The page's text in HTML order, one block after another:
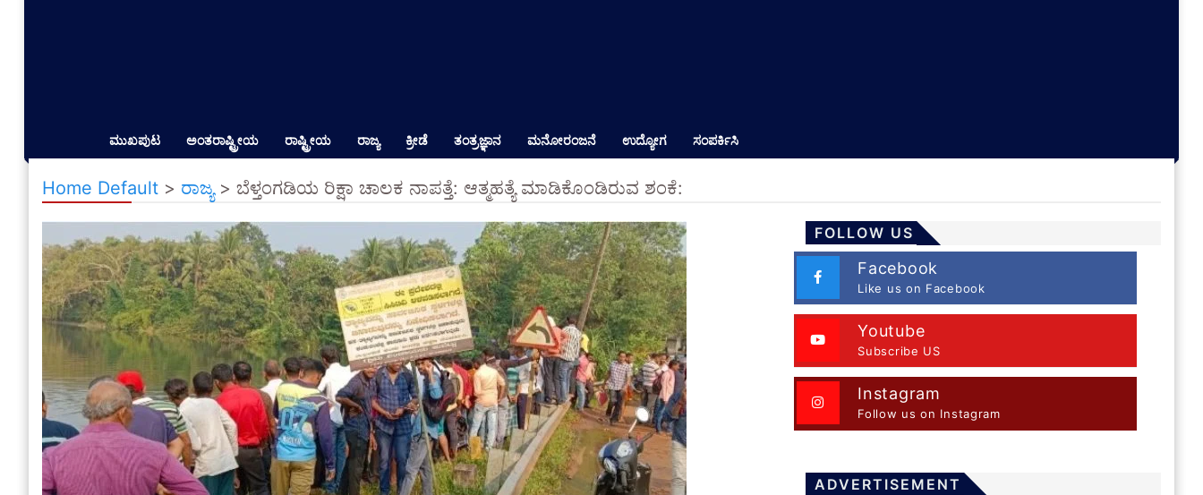
ಮುಖಪುಟ ಅಂತರಾಷ್ಟ್ರೀಯ ರಾಷ್ಟ್ರೀಯ ರಾಜ್ಯ ಕ್ರೀಡೆ ತಂತ್ರಜ್ಞಾನ ಮನೋರಂಜನೆ ಉದ್ಯೋಗ ಸಂಪರ್ಕಿಸಿ
Home Default > ರಾಜ್ಯ> ಬೆಳ್ತಂಗಡಿಯ ರಿಕ್ಷಾ ಚಾಲಕ ನಾಪತ್ತೆ: ಆತ್ಮಹತ್ಯೆ ಮಾಡಿಕೊಂಡಿರುವ ಶಂಕೆ:
FOLLOW US
Facebook
Like us on Facebook
Youtube
Subscribe US
Instagram
Follow us on Instagram
ADVERTISEMENT